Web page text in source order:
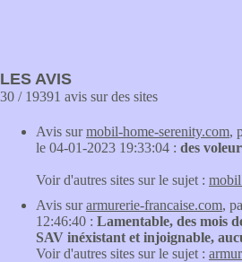
LES AVIS
30 / 19391 avis sur des sites
Avis surmobil-home-serenity.com,
le 04-01-2023 19:33:04 : des
Voir d'autres sites sur le sujet :
Avis surarmurerie-francaise.com,
12:46:40 : Lamentable, des mois
SAV inéxistant et injoignable,
Voir d'autres sites sur le sujet :